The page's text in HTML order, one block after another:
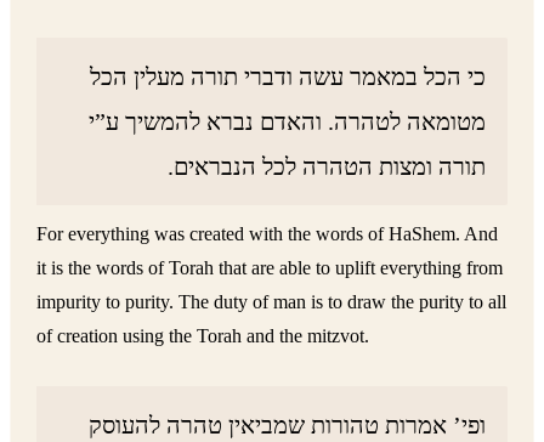
כי הכל במאמר עשה ודברי תורה מעלין הכל
מטומאה לטהרה. והאדם נברא להמשיך ע”י
תורה ומצות הטהרה לכל הנבראים.
For everything was created with the words of HaShem. And
it is the words of Torah that are able to uplift everything from
impurity to purity. The duty of man is to draw the purity to all
of creation using the Torah and the mitzvot.
ופי’ אמרות טהורות שמביאין טהרה להעוסק